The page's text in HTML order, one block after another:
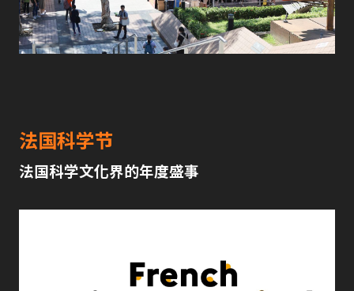
法国科学节
法国科学文化界的年度盛事